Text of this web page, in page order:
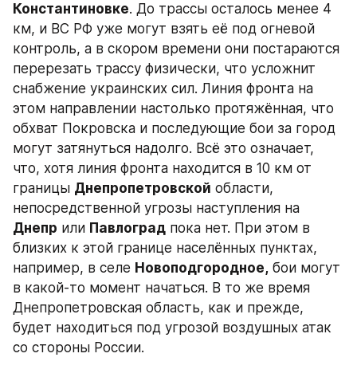
Константиновке. До трассы осталось менее 4
км, и ВС РФ уже могут взять её под огневой
контроль, а в скором времени они постараются
перерезать трассу физически, что усложнит
снабжение украинских сил. Линия фронта на
этом направлении настолько протяжённая, что
обхват Покровска и последующие бои за город
могут затянуться надолго. Всё это означает,
что, хотя линия фронта находится в 10 км от
границы Днепропетровской области,
Днепр или Павлоград пока нет. При этом в
близких к этой границе населённых пунктах,
например, в селе Новоподгородное, бои могут
в какой-то момент начаться. В то же время
Днепропетровская область, как и прежде,
будет находиться под угрозой воздушных атак
со стороны России.